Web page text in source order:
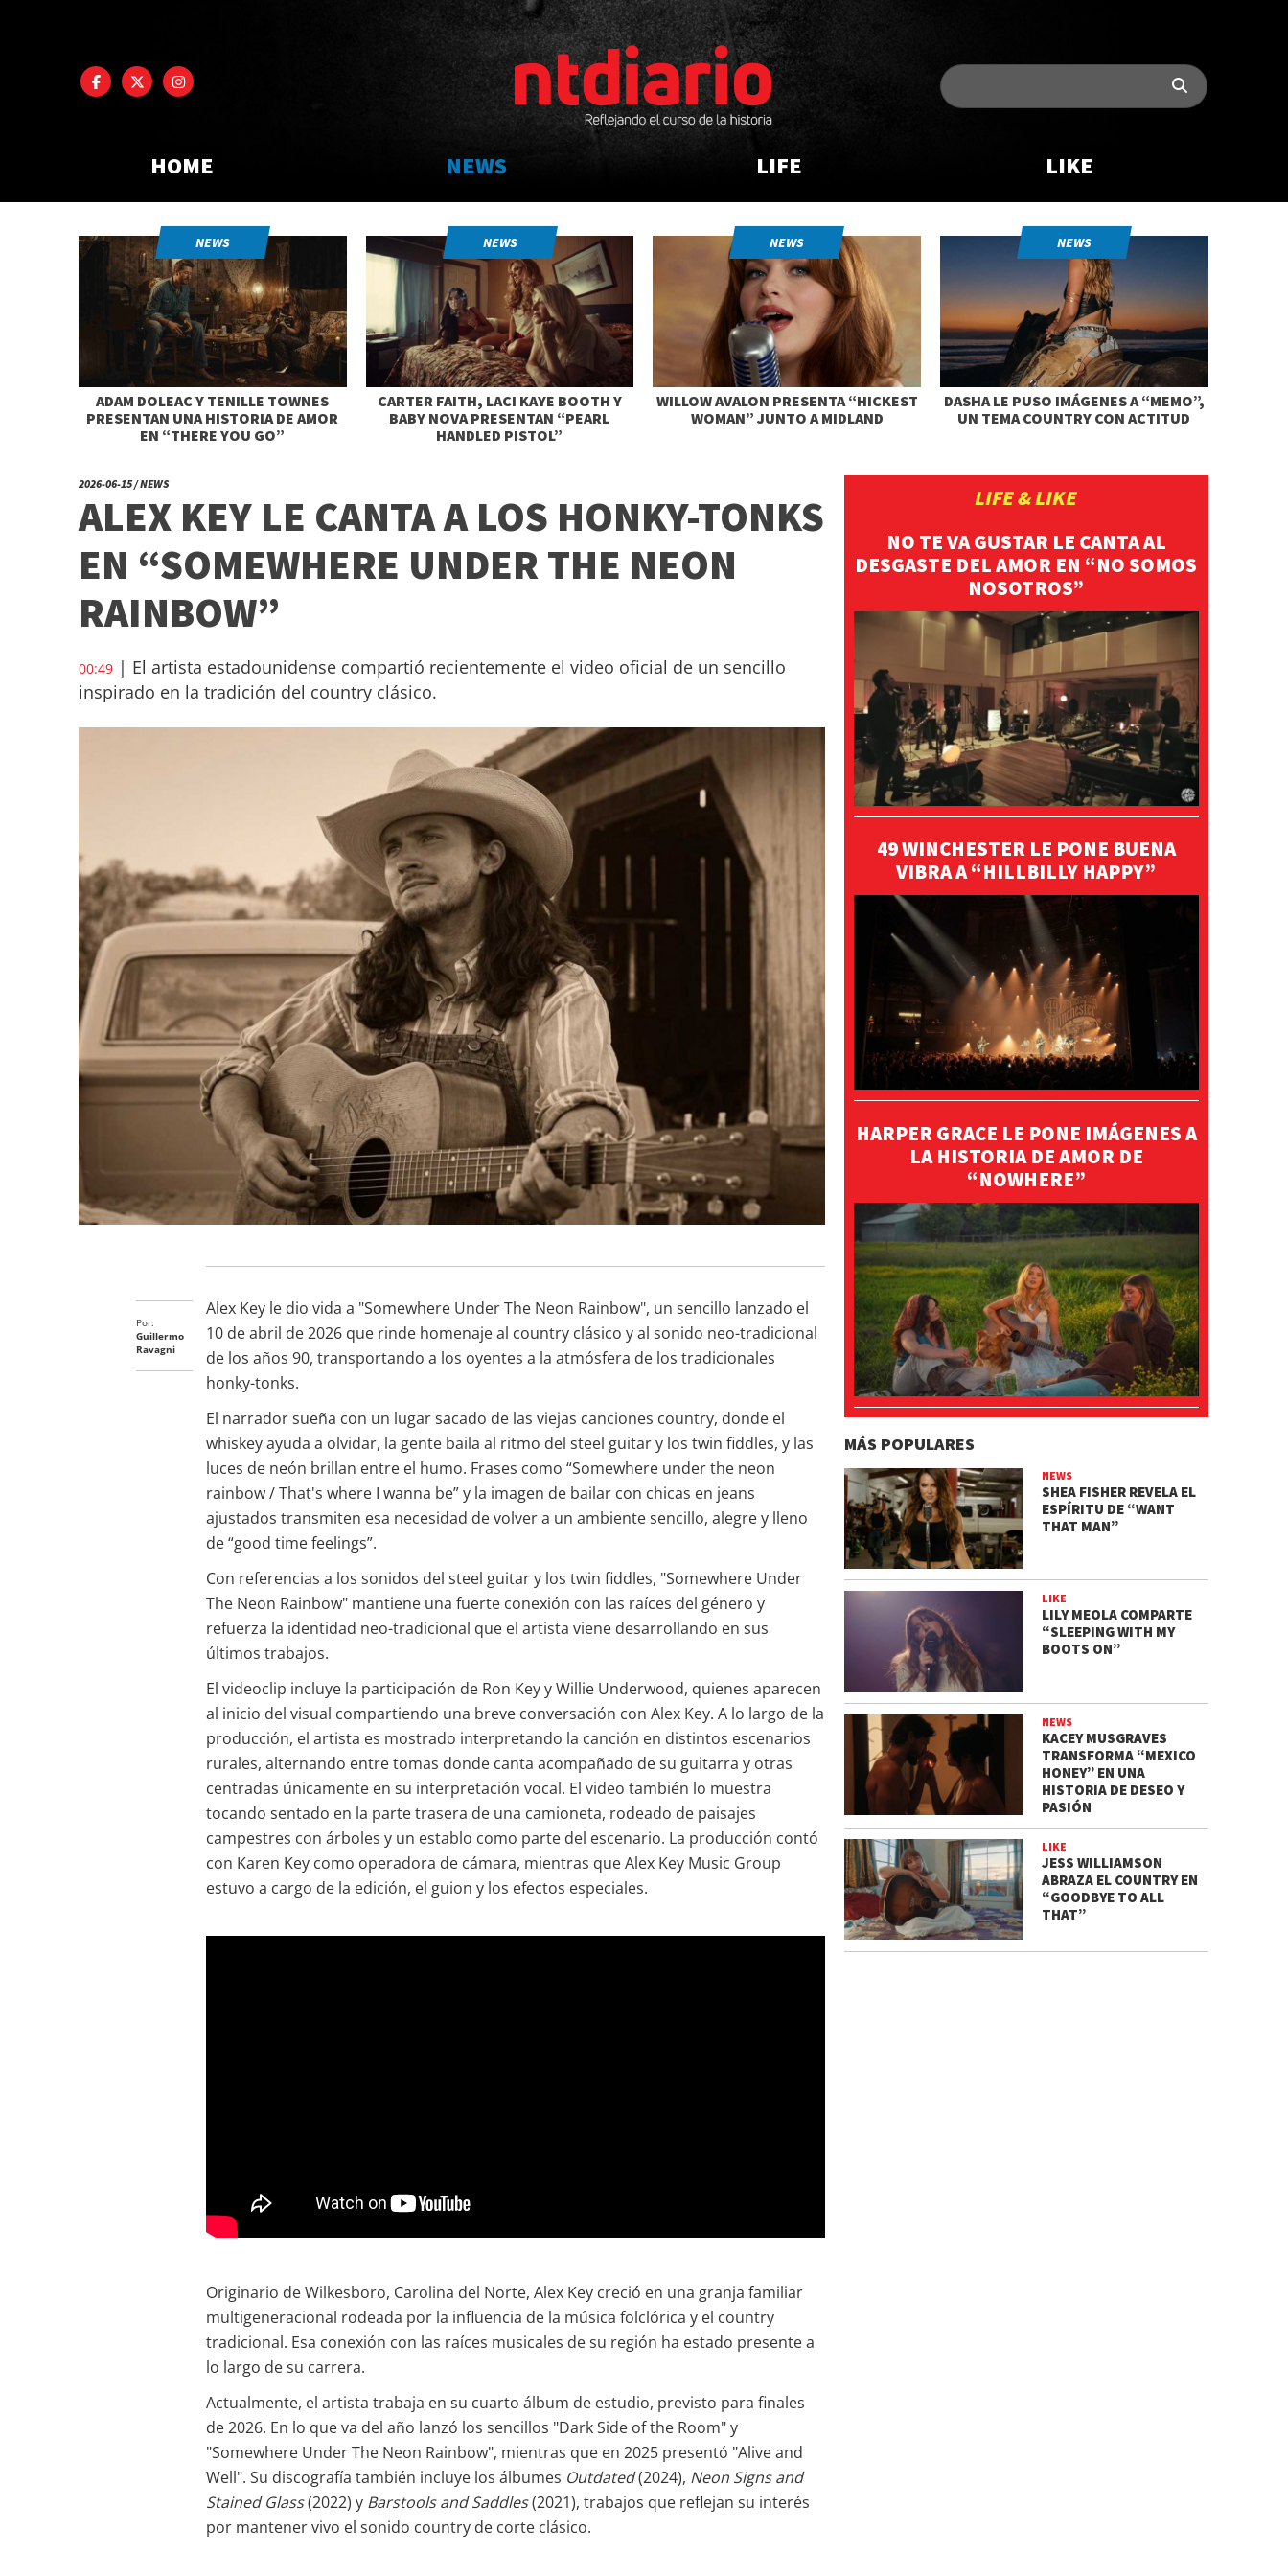
HOME NEWS LIFE LIKE
NEWS
ADAM DOLEAC Y TENILLE TOWNES
PRESENTAN UNA HISTORIA DE AMOR
EN “THERE YOU GO”
NEWS
CARTER FAITH, LACI KAYE BOOTH Y
BABY NOVA PRESENTAN “PEARL
HANDLED PISTOL”
NEWS
WILLOW AVALON PRESENTA “HICKEST
WOMAN” JUNTO A MIDLAND
NEWS
DASHA LE PUSO IMÁGENES A “MEMO”,
UN TEMA COUNTRY CON ACTITUD
2026-06-15 / NEWS
ALEX KEY LE CANTA A LOS HONKY-TONKS
EN “SOMEWHERE UNDER THE NEON
RAINBOW”
00:49 | El artista estadounidense compartió recientemente el video oficial de un sencillo
inspirado en la tradición del country clásico.
Por:
Guillermo
Ravagni
Alex Key le dio vida a "Somewhere Under The Neon Rainbow", un sencillo lanzado el
10 de abril de 2026 que rinde homenaje al country clásico y al sonido neo-tradicional
de los años 90, transportando a los oyentes a la atmósfera de los tradicionales
honky-tonks.
El narrador sueña con un lugar sacado de las viejas canciones country, donde el
whiskey ayuda a olvidar, la gente baila al ritmo del steel guitar y los twin fiddles, y las
luces de neón brillan entre el humo. Frases como “Somewhere under the neon
rainbow / That's where I wanna be” y la imagen de bailar con chicas en jeans
ajustados transmiten esa necesidad de volver a un ambiente sencillo, alegre y lleno
de “good time feelings”.
Con referencias a los sonidos del steel guitar y los twin fiddles, "Somewhere Under
The Neon Rainbow" mantiene una fuerte conexión con las raíces del género y
refuerza la identidad neo-tradicional que el artista viene desarrollando en sus
últimos trabajos.
El videoclip incluye la participación de Ron Key y Willie Underwood, quienes aparecen
al inicio del visual compartiendo una breve conversación con Alex Key. A lo largo de la
producción, el artista es mostrado interpretando la canción en distintos escenarios
rurales, alternando entre tomas donde canta acompañado de su guitarra y otras
centradas únicamente en su interpretación vocal. El video también lo muestra
tocando sentado en la parte trasera de una camioneta, rodeado de paisajes
campestres con árboles y un establo como parte del escenario. La producción contó
con Karen Key como operadora de cámara, mientras que Alex Key Music Group
estuvo a cargo de la edición, el guion y los efectos especiales.
Originario de Wilkesboro, Carolina del Norte, Alex Key creció en una granja familiar
multigeneracional rodeada por la influencia de la música folclórica y el country
tradicional. Esa conexión con las raíces musicales de su región ha estado presente a
lo largo de su carrera.
Actualmente, el artista trabaja en su cuarto álbum de estudio, previsto para finales
de 2026. En lo que va del año lanzó los sencillos "Dark Side of the Room" y
"Somewhere Under The Neon Rainbow", mientras que en 2025 presentó "Alive and
Well". Su discografía también incluye los álbumes Outdated(2024), Neon Signs and
Stained Glass(2022) y Barstools and Saddles(2021), trabajos que reflejan su interés
por mantener vivo el sonido country de corte clásico.
LIFE & LIKE
NO TE VA GUSTAR LE CANTA AL
DESGASTE DEL AMOR EN “NO SOMOS
NOSOTROS”
49 WINCHESTER LE PONE BUENA
VIBRA A “HILLBILLY HAPPY”
HARPER GRACE LE PONE IMÁGENES A
LA HISTORIA DE AMOR DE
“NOWHERE”
MÁS POPULARES
NEWS
SHEA FISHER REVELA EL
ESPÍRITU DE “WANT
THAT MAN”
LIKE
LILY MEOLA COMPARTE
“SLEEPING WITH MY
BOOTS ON”
NEWS
KACEY MUSGRAVES
TRANSFORMA “MEXICO
HONEY” EN UNA
HISTORIA DE DESEO Y
PASIÓN
LIKE
JESS WILLIAMSON
ABRAZA EL COUNTRY EN
“GOODBYE TO ALL
THAT”